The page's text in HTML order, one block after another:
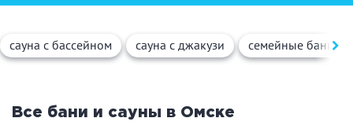
Русская баня
Турецкая баня
На дровах
сауна с бассейном сауна с джакузи семейные бани
Все бани и сауны в Омске